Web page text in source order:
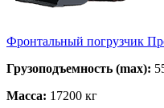
Фронтальный погрузчик
Грузоподъемность (max):
Масса: 17200 кг